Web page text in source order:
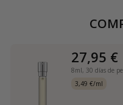
27,95 €
8ml, 30 días de
3,49 €/ml